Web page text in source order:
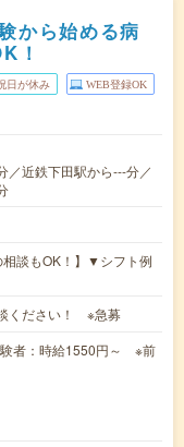
から始める病
！
日が休み WEB登録OK
／近鉄下田駅から---分／
談もOK！】▼シフト例
ください！ ※急募
者：時給1550円～ ※前